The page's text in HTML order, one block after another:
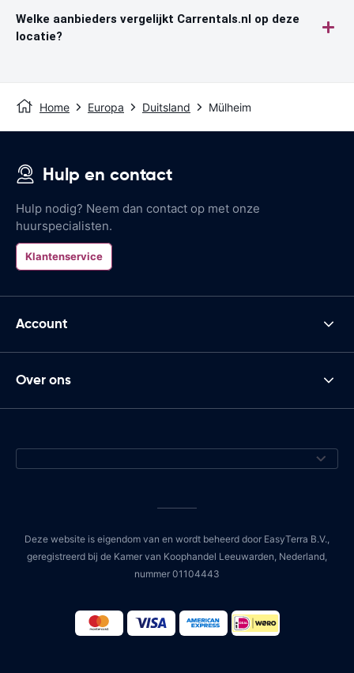
Welke aanbieders vergelijkt Carrentals.nl op deze
locatie?
Home Europa Duitsland Mülheim
Hulp en contact
Hulp nodig? Neem dan contact op met onze
huurspecialisten.
Klantenservice
Account
Over ons
Deze website is eigendom van en wordt beheerd door EasyTerra B.V.,
geregistreerd bij de Kamer van Koophandel Leeuwarden, Nederland,
nummer 01104443